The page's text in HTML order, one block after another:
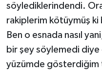
söylediklerindendi.
rakiplerim kötüymüş ki
Ben o esnada nasıl
bir şey söylemedi
yüzümde gösterdiğim